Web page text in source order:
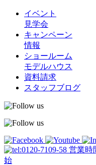
イベント
見学会
キャンペーン
情報
ショールーム
モデルハウス
資料請求
スタッフブログ
営業時
始